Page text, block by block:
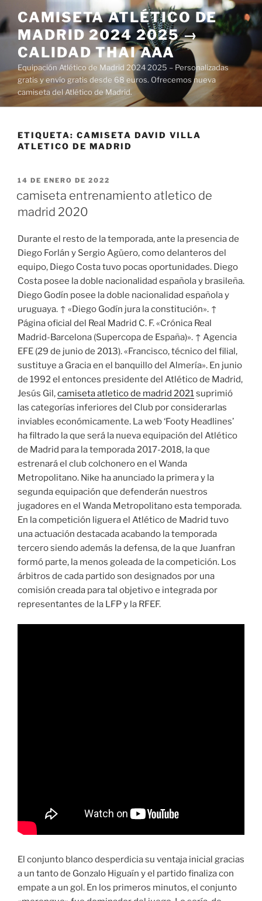
al
contenido
CAMISETA ATLÉTICO DE
MADRID 2024 2025 →
CALIDAD THAI AAA
Equipación Atlético de Madrid 2024 2025 – Personalizadas
gratis y envío gratis desde 68 euros. Ofrecemos nueva
camiseta del Atlético de Madrid.
ETIQUETA: CAMISETA DAVID VILLA
ATLETICO DE MADRID
PUBLICADO
14 DE ENERO DE 2022
camiseta entrenamiento atletico de
madrid 2020
Durante el resto de la temporada, ante la presencia de
Diego Forlán y Sergio Agüero, como delanteros del
equipo, Diego Costa tuvo pocas oportunidades. Diego
Costa posee la doble nacionalidad española y brasileña.
Diego Godín posee la doble nacionalidad española y
uruguaya. ↑ «Diego Godín jura la constitución». ↑
Página oficial del Real Madrid C. F. «Crónica Real
Madrid-Barcelona (Supercopa de España)». ↑ Agencia
EFE (29 de junio de 2013). «Francisco, técnico del filial,
sustituye a Gracia en el banquillo del Almería». En junio
de 1992 el entonces presidente del Atlético de Madrid,
Jesús Gil,camiseta atletico de madrid 2021suprimió
las categorías inferiores del Club por considerarlas
inviables económicamente. La web ‘Footy Headlines’
ha filtrado la que será la nueva equipación del Atlético
de Madrid para la temporada 2017-2018, la que
estrenará el club colchonero en el Wanda
Metropolitano. Nike ha anunciado la primera y la
segunda equipación que defenderán nuestros
jugadores en el Wanda Metropolitano esta temporada.
En la competición liguera el Atlético de Madrid tuvo
una actuación destacada acabando la temporada
tercero siendo además la defensa, de la que Juanfran
formó parte, la menos goleada de la competición. Los
árbitros de cada partido son designados por una
comisión creada para tal objetivo e integrada por
representantes de la LFP y la RFEF.
El conjunto blanco desperdicia su ventaja inicial gracias
a un tanto de Gonzalo Higuaín y el partido finaliza con
empate a un gol. En los primeros minutos, el conjunto